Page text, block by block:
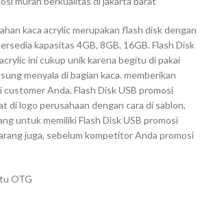
kaca acrylic merupakan flash disk dengan
kapasitas 4GB, 8GB, 16GB. Flash Disk
ini cukup unik karena begitu di pakai
menyala di bagian kaca. memberikan
Anda. Flash Disk USB promosi
di logo perusahaan dengan cara di sablon,
untuk memiliki Flash Disk USB promosi
juga, sebelum kompetitor Anda promosi
OTG